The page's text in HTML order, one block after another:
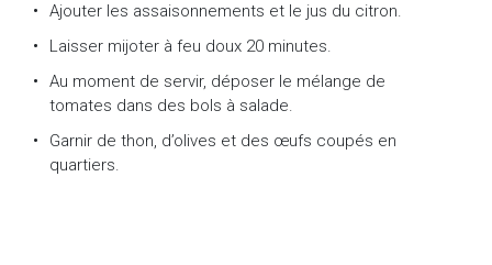
Ajouter les assaisonnements et le jus du citron.
Laisser mijoter à feu doux 20 minutes.
Au moment de servir, déposer le mélange de
tomates dans des bols à salade.
Garnir de thon, d’olives et des œufs coupés en
quartiers.